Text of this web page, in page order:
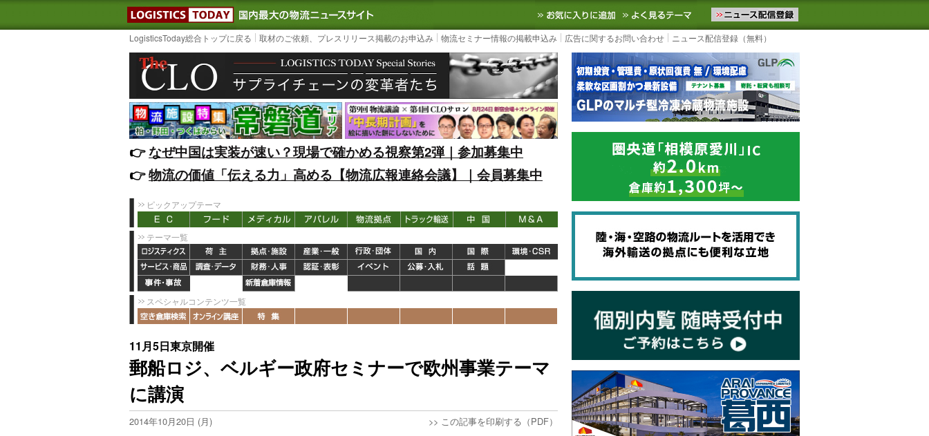
LOGISTICS TODAY｜国内最大の物流ニュースサイト3PL, SCMなど国内外の最新の物流ニュースをお届けします。物流ニュースメール配信を登録す
お気に入りに追加 よく見るテーマ
LogisticsToday総合トップに戻る 取材のご依頼、プレスリリース掲載のお申込み 物流セミナー情報の掲載申込み 広告に関するお問い合わせ ニュース配信登録（無料）
👉️なぜ中国は実装が速い？現場で確かめる視察第2弾｜参加募集中
👉️物流の価値「伝える力」高める【物流広報連絡会議】｜会員募集中
ピックアップテーマ
テーマ一覧
スペシャルコンテンツ一覧
11月5日東京開催
郵船ロジ、ベルギー政府セミナーで欧州事業テーマ
に講演
2014年10月20日 (月) >> この記事を印刷する（PDF）